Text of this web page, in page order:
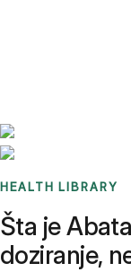
HEALTH LIBRARY
Šta je
doziranje,